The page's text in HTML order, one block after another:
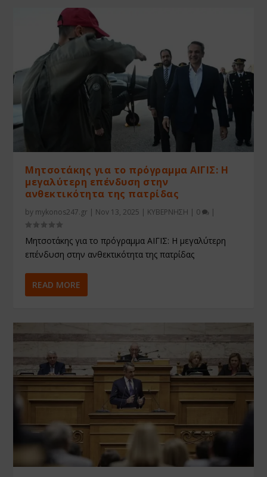
Μητσοτάκης για το πρόγραμμα ΑΙΓΙΣ: Η
μεγαλύτερη επένδυση στην
ανθεκτικότητα της πατρίδας
by mykonos247.gr | Nov 13, 2025 | ΚΥΒΕΡΝΗΣΗ | 0 |
Μητσοτάκης για το πρόγραμμα ΑΙΓΙΣ: Η μεγαλύτερη
επένδυση στην ανθεκτικότητα της πατρίδας
READ MORE